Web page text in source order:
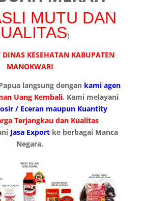
MUTU DAN
)
DINAS KESEHATAN KABUPATEN
MANOKWARI
langsung dengan kami agen
Uang Kembali. Kami melayani
/ Eceran maupun Kuantity
Terjangkau dan Kualitas
Jasa Export ke berbagai Manca
Negara.